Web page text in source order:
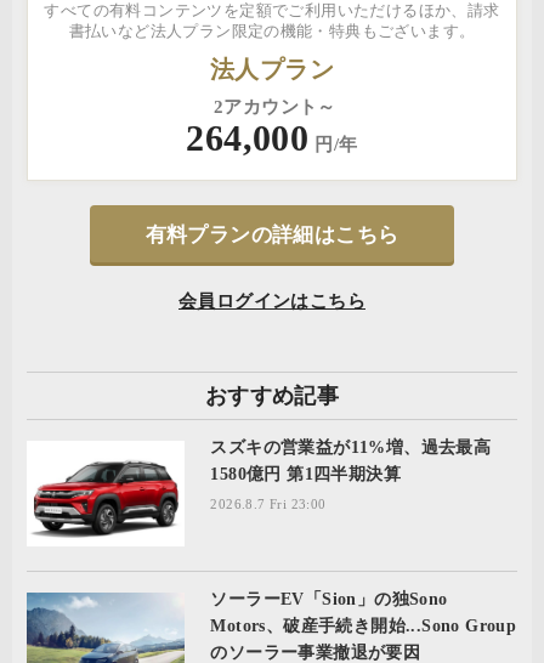
すべての有料コンテンツを定額でご利用いただけるほか、請求
書払いなど法人プラン限定の機能・特典もございます。
法人プラン
2アカウント～
264,000 円/年
有料プランの詳細はこちら
会員ログインはこちら
おすすめ記事
スズキの営業益が11%増、過去最高
1580億円 第1四半期決算
2026.8.7 Fri 23:00
ソーラーEV「Sion」の独Sono
Motors、破産手続き開始...Sono Group
のソーラー事業撤退が要因